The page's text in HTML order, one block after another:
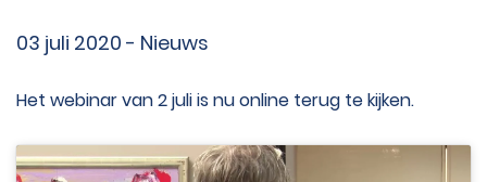
03 juli 2020 - Nieuws
Het webinar van 2 juli is nu online terug te kijken.